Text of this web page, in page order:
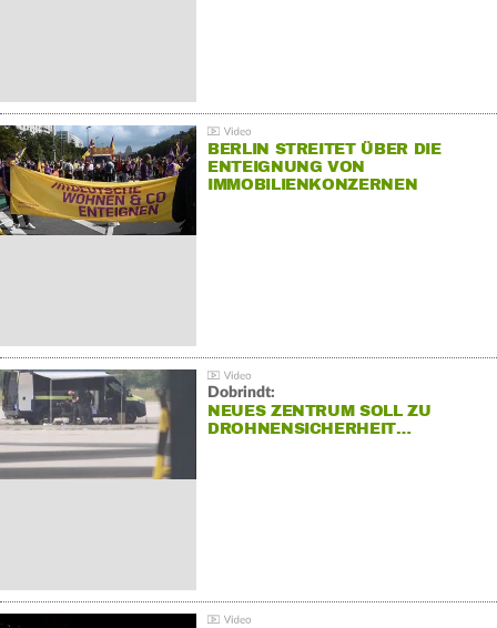
BERLIN STREITET ÜBER DIE
ENTEIGNUNG VON
IMMOBILIENKONZERNEN
Dobrindt:
NEUES ZENTRUM SOLL ZU
DROHNENSICHERHEIT…